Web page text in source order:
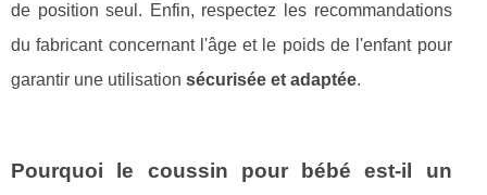
de position seul. Enfin, respectez les recommandations
du fabricant concernant l'âge et le poids de l'enfant pour
garantir une utilisation sécurisée et adaptée.
Pourquoi le coussin pour bébé est-il un